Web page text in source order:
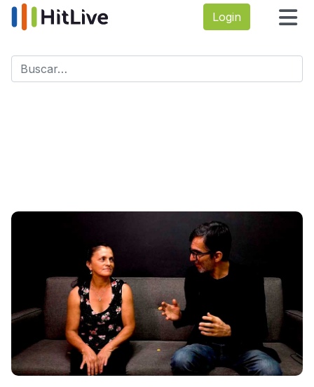
Login
Buscar